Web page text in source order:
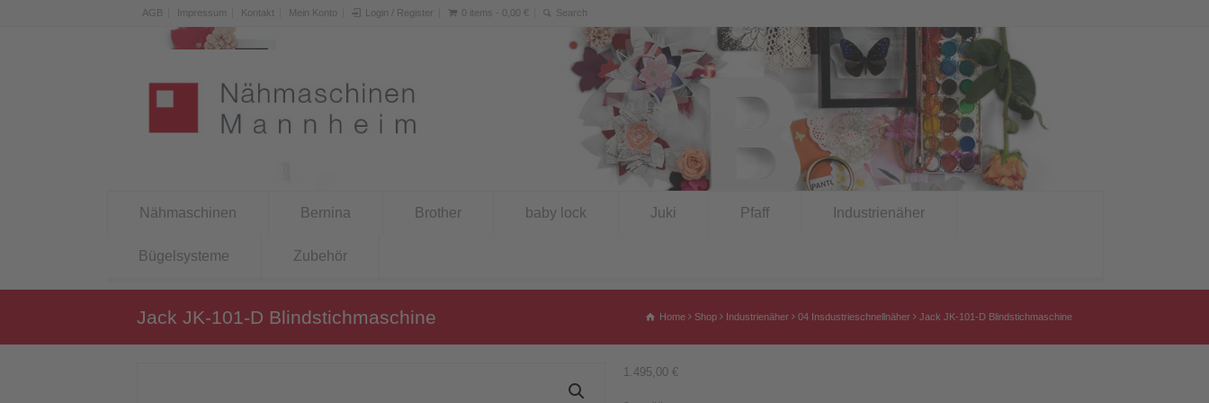
AGB Impressum Kontakt Mein Konto Login / Register 0 items - 0,00 €
Nähmaschinen Bernina Brother baby lock Juki Pfaff Industrienäher
Bügelsysteme Zubehör
Jack JK-101-D Blindstichmaschine Home Shop Industrienäher 04 Insdustrieschnellnäher Jack JK-101-D Blindstichmaschine
1.495,00 €